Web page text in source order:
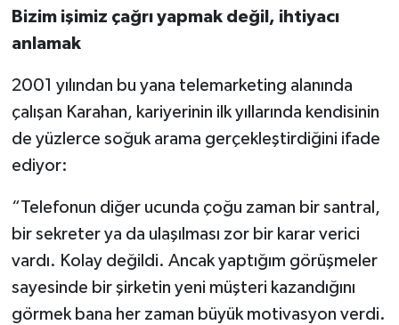
Bizim işimiz çağrı yapmak değil, ihtiyacı
anlamak
2001 yılından bu yana telemarketing alanında
çalışan Karahan, kariyerinin ilk yıllarında kendisinin
de yüzlerce soğuk arama gerçekleştirdiğini ifade
ediyor:
“Telefonun diğer ucunda çoğu zaman bir santral,
bir sekreter ya da ulaşılması zor bir karar verici
vardı. Kolay değildi. Ancak yaptığım görüşmeler
sayesinde bir şirketin yeni müşteri kazandığını
görmek bana her zaman büyük motivasyon verdi.